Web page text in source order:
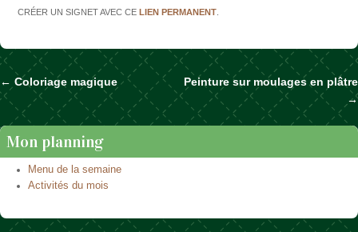
CRÉER UN SIGNET AVEC CELIEN PERMANENT
Naviguer dans les articles
← Coloriage magique
Peinture sur moulages en plâtre
→
Mon planning
Menu de la semaine
Activités du mois